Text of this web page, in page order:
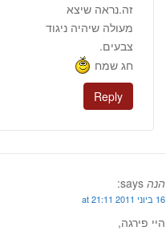
זה.נראה שיצא
מעולה שיהיה ניגוד
צבעים.
חג שמח
Reply
הנה says:
16 ביוני 2011 at 21:11
היי פירגה,